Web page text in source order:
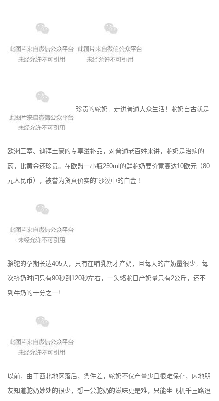
珍贵的驼奶，走进普通大众生活！驼奶自古就是
欧洲王室、迪拜土豪的专享滋补品，对普通老百姓来讲，驼奶是治病的
药，比黄金还珍贵。在欧盟一小瓶250ml的鲜驼奶要价竟高达10欧元（80
元人民币），被誉为货真价实的“沙漠中的白金”！
骆驼的孕期长达405天，只有在哺乳期才产奶，且每天的产奶量很少，每
次挤奶时间只有90秒到120秒左右，一头骆驼日产奶量只有2公斤，还不
到牛奶的十分之一！
以前，由于西北地区落后，条件差，驼奶不仅产量少且很难保存，内地朋
友知道驼奶妙处的很少，想一尝驼奶的滋味更是难，只能坐飞机千里路迢